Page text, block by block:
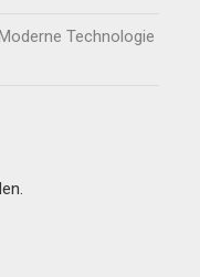
Technologie